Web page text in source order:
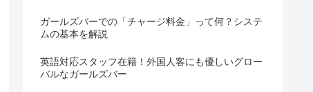
ガールズバーでの「チャージ料金」って何？システ
ムの基本を解説
英語対応スタッフ在籍！外国人客にも優しいグロー
バルなガールズバー